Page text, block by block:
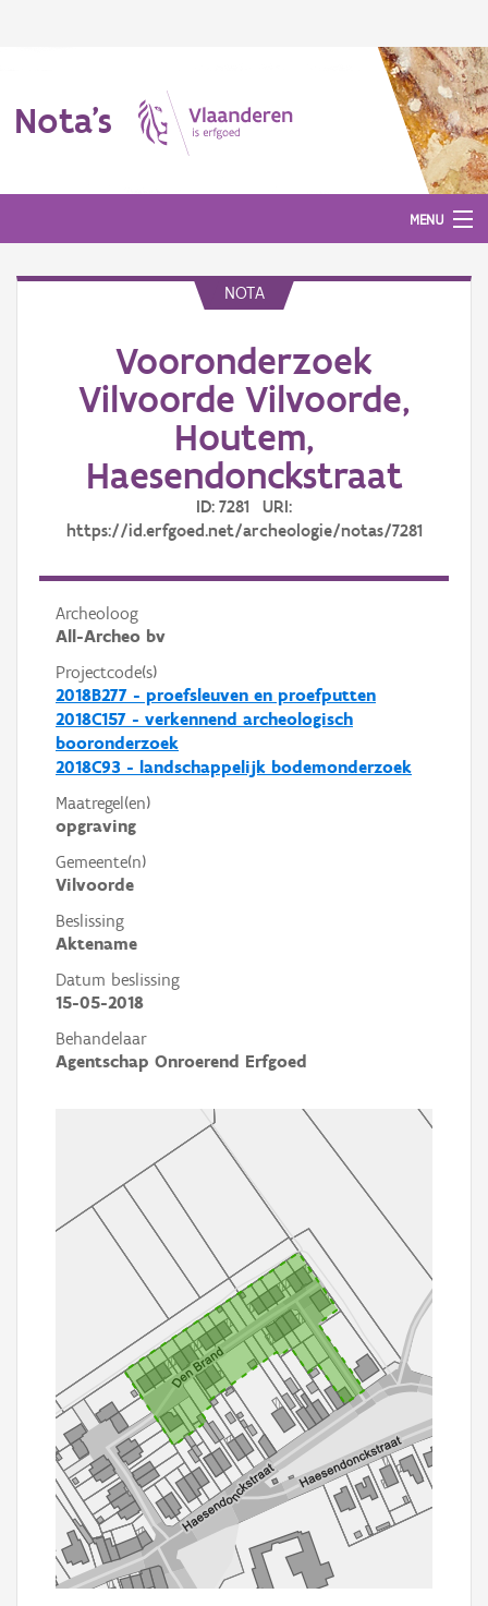
Nota's
MENU
NOTA
Vooronderzoek
Vilvoorde Vilvoorde,
Houtem,
Haesendonckstraat
ID: 7281 URI:
https://id.erfgoed.net/archeologie/notas/7281
Archeoloog
All-Archeo bv
Projectcode(s)
2018B277 - proefsleuven en proefputten
2018C157 - verkennend archeologisch
booronderzoek
2018C93 - landschappelijk bodemonderzoek
Maatregel(en)
opgraving
Gemeente(n)
Vilvoorde
Beslissing
Aktename
Datum beslissing
15-05-2018
Behandelaar
Agentschap Onroerend Erfgoed